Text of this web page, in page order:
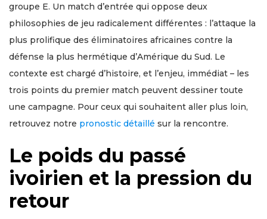
groupe E. Un match d’entrée qui oppose deux
philosophies de jeu radicalement différentes : l’attaque la
plus prolifique des éliminatoires africaines contre la
défense la plus hermétique d’Amérique du Sud. Le
contexte est chargé d’histoire, et l’enjeu, immédiat – les
trois points du premier match peuvent dessiner toute
une campagne. Pour ceux qui souhaitent aller plus loin,
retrouvez notre pronostic détaillé sur la rencontre.
Le poids du passé
ivoirien et la pression du
retour